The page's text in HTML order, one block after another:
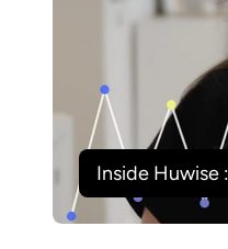
Inside Huwise